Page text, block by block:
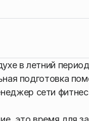
в летний
подготовка
сети